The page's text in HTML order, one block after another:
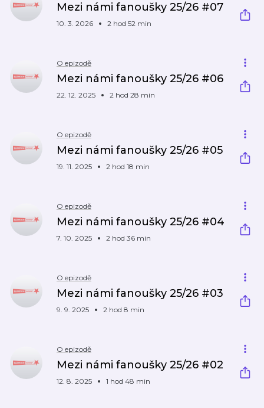
Mezi námi fanoušky 25/26 #07
10. 3. 2026 2 hod 52 min
O epizodě
Mezi námi fanoušky 25/26 #06
22. 12. 2025 2 hod 28 min
O epizodě
Mezi námi fanoušky 25/26 #05
19. 11. 2025 2 hod 18 min
O epizodě
Mezi námi fanoušky 25/26 #04
7. 10. 2025 2 hod 36 min
O epizodě
Mezi námi fanoušky 25/26 #03
9. 9. 2025 2 hod 8 min
O epizodě
Mezi námi fanoušky 25/26 #02
12. 8. 2025 1 hod 48 min